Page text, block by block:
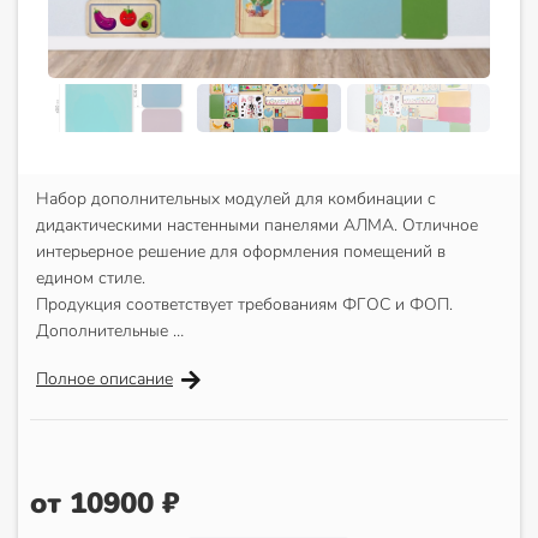
Набор дополнительных модулей для комбинации с
дидактическими настенными панелями АЛМА. Отличное
интерьерное решение для оформления помещений в
едином стиле.
Продукция соответствует требованиям ФГОС и ФОП.
Дополнительные …
Полное описание
от 10900 ₽